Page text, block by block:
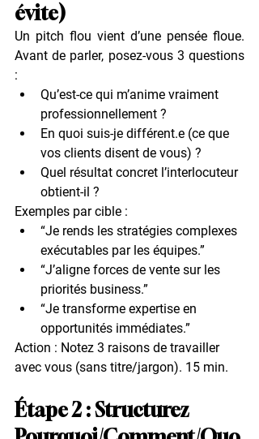
évite)
Un pitch flou vient d’une pensée floue.
Avant de parler, posez-vous 3 questions
:
Qu’est-ce qui m’anime vraiment
professionnellement ?
En quoi suis-je différent.e (ce que
vos clients disent de vous) ?
Quel résultat concret l’interlocuteur
obtient-il ?
Exemples par cible :
“Je rends les stratégies complexes
exécutables par les équipes.”
“J’aligne forces de vente sur les
priorités business.”
“Je transforme expertise en
opportunités immédiates.”
Action : Notez 3 raisons de travailler
avec vous (sans titre/jargon). 15 min.
Étape 2 : Structurez